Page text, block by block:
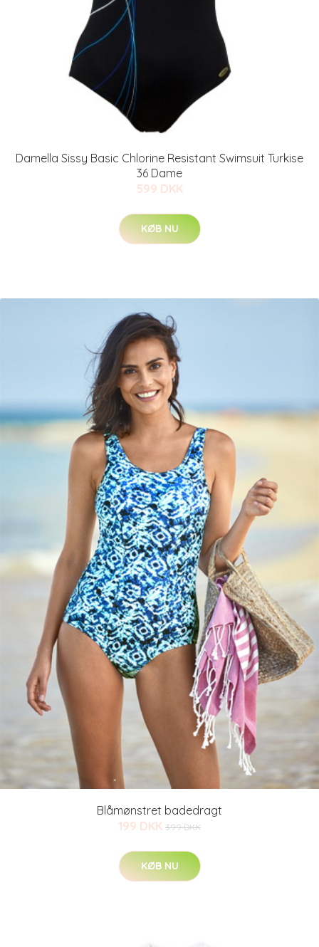
Damella Sissy Basic Chlorine Resistant Swimsuit Turkise
36 Dame
599 DKK
KØB NU
Blåmønstret badedragt
199 DKK 399 DKK
KØB NU